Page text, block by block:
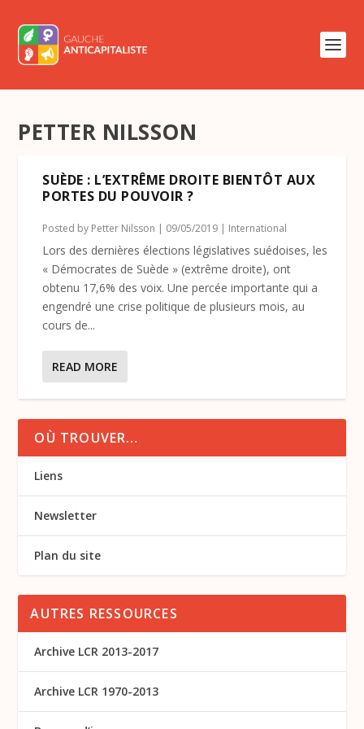
PETTER NILSSON
SUÈDE : L’EXTRÊME DROITE BIENTÔT AUX
PORTES DU POUVOIR ?
Posted by Petter Nilsson | 09/05/2019 | International
Lors des dernières élections législatives suédoises, les
« Démocrates de Suède » (extrême droite), ont
obtenu 17,6% des voix. Une percée importante qui a
engendré une crise politique de plusieurs mois, au
cours de...
READ MORE
OÙ TROUVER…
Liens
Newsletter
Plan du site
AUTRES RESSOURCES
Archive LCR 2013-2017
Archive LCR 1970-2013